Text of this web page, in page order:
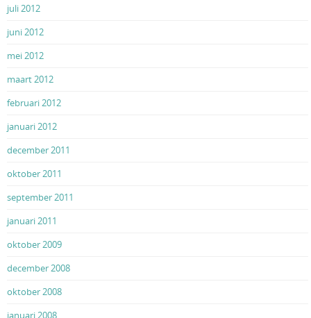
juli 2012
juni 2012
mei 2012
maart 2012
februari 2012
januari 2012
december 2011
oktober 2011
september 2011
januari 2011
oktober 2009
december 2008
oktober 2008
januari 2008